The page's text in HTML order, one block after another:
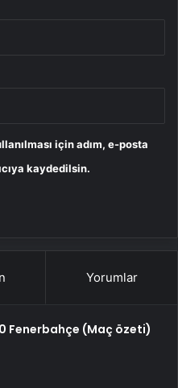
için adım, e-posta
kaydedilsin.
Yorumlar
Fenerbahçe (Maç özeti)